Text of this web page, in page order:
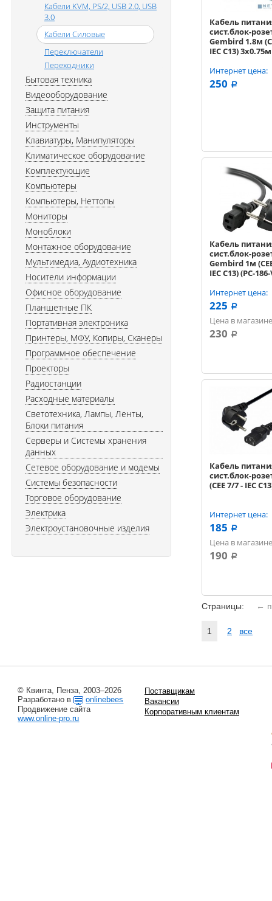
Кабель
сист.блок-
Gembird 1.8м
IEC C13)
Интернет цена:
250 a
Кабель
сист.блок-
Gembird 1м
IEC C13) (PC-
Интернет цена:
225 a
Цена в
230 a
Кабель
сист.блок-
(CEE 7/7 - IEC
Интернет цена:
185 a
Цена в
190 a
Страницы: ←
1 2 все
Кабели KVM, PS/2, USB 2.0, USB
3.0
Кабели Силовые
Переключатели
Переходники
Бытовая техника
Видеооборудование
Защита питания
Инструменты
Клавиатуры, Манипуляторы
Климатическое оборудование
Комплектующие
Компьютеры
Компьютеры, Неттопы
Мониторы
Моноблоки
Монтажное оборудование
Мультимедиа, Аудиотехника
Носители информации
Офисное оборудование
Планшетные ПК
Портативная электроника
Принтеры, МФУ, Копиры, Сканеры
Программное обеспечение
Проекторы
Радиостанции
Расходные материалы
Светотехника, Лампы, Ленты,
Блоки питания
Серверы и Системы хранения
данных
Сетевое оборудование и модемы
Системы безопасности
Торговое оборудование
Электрика
Электроустановочные изделия
© Квинта, Пенза, 2003–2026
Разработано в
onlinebees
Продвижение сайта
www.online-pro.ru
Поставщикам
Вакансии
Корпоративным клиентам